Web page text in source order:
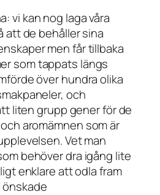
vi kan nog laga våra
att de behåller sina
men får tillbaka
som tappats längs
över hundra olika
och
liten grupp gener för de
aromämnen som är
Vet man
behöver dra igång lite
enklare att odla fram